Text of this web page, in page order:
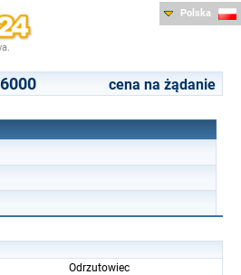
Polska
cena na żądanie
Odrzutowiec